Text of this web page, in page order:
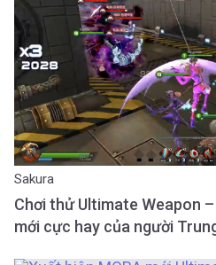
Sakura
Chơi thử Ultimate Weapon
mới cực hay của người